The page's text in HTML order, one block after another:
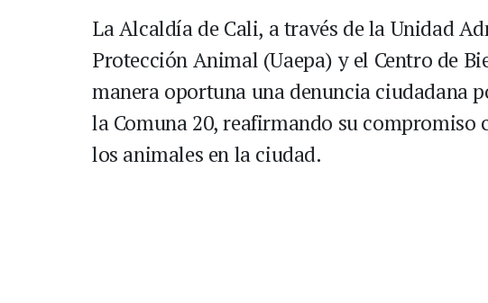
La Alcaldía de Cali, a través de la Unidad
Protección Animal (Uaepa) y el Centro de
manera oportuna una denuncia ciudadana
la Comuna 20, reafirmando su compromiso
los animales en la ciudad.